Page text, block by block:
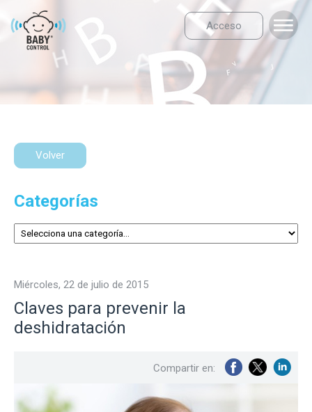
Acceso
Volver
Categorías
miércoles, 22 de julio de 2015
Claves para prevenir la
deshidratación
Compartir en: